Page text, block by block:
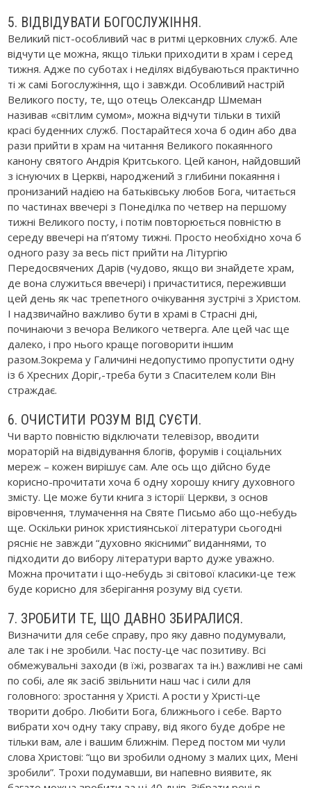
5. ВІДВІДУВАТИ БОГОСЛУЖІННЯ.
Великий піст-особливий час в ритмі церковних служб. Але
відчути це можна, якщо тільки приходити в храм і серед
тижня. Адже по суботах і неділях відбуваються практично
ті ж самі Богослужіння, що і завжди. Особливий настрій
Великого посту, те, що отець Олександр Шмеман
називав «світлим сумом», можна відчути тільки в тихій
красі буденних служб. Постарайтеся хоча б один або два
рази прийти в храм на читання Великого покаянного
канону святого Андрія Критського. Цей канон, найдовший
з існуючих в Церкві, народжений з глибини покаяння і
пронизаний надією на батьківську любов Бога, читається
по частинах ввечері з Понеділка по четвер на першому
тижні Великого посту, і потім повторюється повністю в
середу ввечері на п’ятому тижні. Просто необхідно хоча б
одного разу за весь піст прийти на Літургію
Передосвячених Дарів (чудово, якщо ви знайдете храм,
де вона служиться ввечері) і причаститися, переживши
цей день як час трепетного очікування зустрічі з Христом.
І надзвичайно важливо бути в храмі в Страсні дні,
починаючи з вечора Великого четверга. Але цей час ще
далеко, і про нього краще поговорити іншим
разом.Зокрема у Галичині недопустимо пропустити одну
із 6 Хресних Доріг,-треба бути з Спасителем коли Він
страждає.
6. ОЧИСТИТИ РОЗУМ ВІД СУЄТИ.
Чи варто повністю відключати телевізор, вводити
мораторій на відвідування блогів, форумів і соціальних
мереж – кожен вирішує сам. Але ось що дійсно буде
корисно-прочитати хоча б одну хорошу книгу духовного
змісту. Це може бути книга з історії Церкви, з основ
віровчення, тлумачення на Святе Письмо або що-небудь
ще. Оскільки ринок християнської літератури сьогодні
рясніє не завжди “духовно якісними” виданнями, то
підходити до вибору літератури варто дуже уважно.
Можна прочитати і що-небудь зі світової класики-це теж
буде корисно для зберігання розуму від суєти.
7. ЗРОБИТИ ТЕ, ЩО ДАВНО ЗБИРАЛИСЯ.
Визначити для себе справу, про яку давно подумували,
але так і не зробили. Час посту-це час позитиву. Всі
обмежувальні заходи (в їжі, розвагах та ін.) важливі не самі
по собі, але як засіб звільнити наш час і сили для
головного: зростання у Христі. А рости у Христі-це
творити добро. Любити Бога, ближнього і себе. Варто
вибрати хоч одну таку справу, від якого буде добре не
тільки вам, але і вашим ближнім. Перед постом ми чули
слова Христові: “що ви зробили одному з малих цих, Мені
зробили”. Трохи подумавши, ви напевно виявите, як